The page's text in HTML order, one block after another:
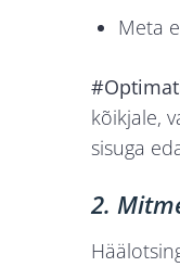
Meta
kõikjale,
sisuga
2.